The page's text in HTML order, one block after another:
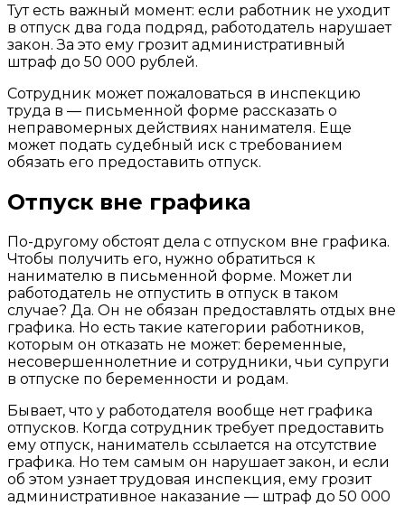
Тут есть важный момент: если работник не уходит
в отпуск два года подряд, работодатель нарушает
закон. За это ему грозит административный
штраф до 50 000 рублей.
Сотрудник может пожаловаться в инспекцию
труда в — письменной форме рассказать о
неправомерных действиях нанимателя. Еще
может подать судебный иск с требованием
обязать его предоставить отпуск.
Отпуск вне графика
По-другому обстоят дела с отпуском вне графика.
Чтобы получить его, нужно обратиться к
нанимателю в письменной форме. Может ли
работодатель не отпустить в отпуск в таком
случае? Да. Он не обязан предоставлять отдых вне
графика. Но есть такие категории работников,
которым он отказать не может: беременные,
несовершеннолетние и сотрудники, чьи супруги
в отпуске по беременности и родам.
Бывает, что у работодателя вообще нет графика
отпусков. Когда сотрудник требует предоставить
ему отпуск, наниматель ссылается на отсутствие
графика. Но тем самым он нарушает закон, и если
об этом узнает трудовая инспекция, ему грозит
административное наказание — штраф до 50 000